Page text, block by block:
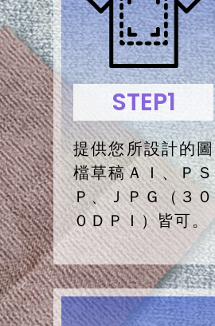
STEP1
提供您所設計的圖
檔草稿ＡＩ、ＰＳ
Ｐ、ＪＰＧ（３０
０ＤＰＩ）皆可。